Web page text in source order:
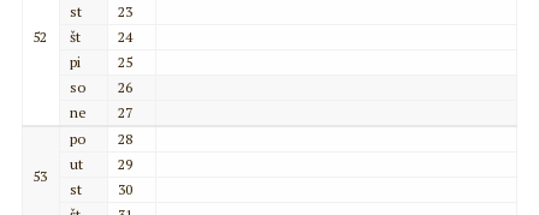
52
st
23
št
24
pi
25
so
26
ne
27
53
po
28
ut
29
st
30